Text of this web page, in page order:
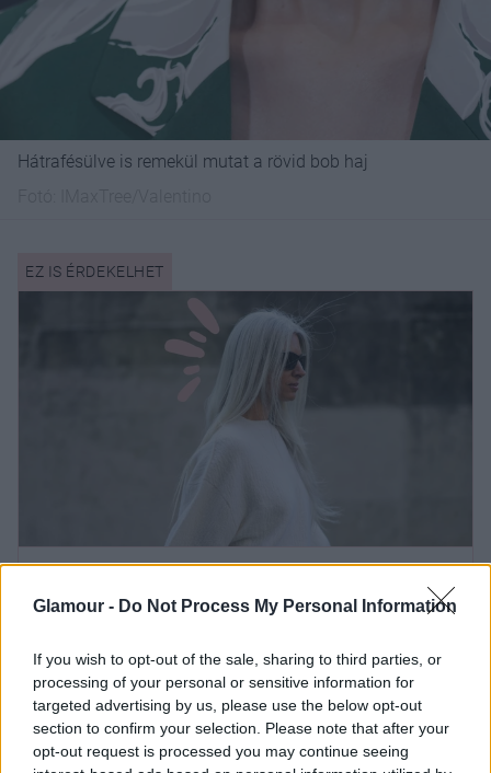
Glamour - Do Not Process My Personal Information
If you wish to opt-out of the sale, sharing to third parties, or
processing of your personal or sensitive information for
targeted advertising by us, please use the below opt-out
section to confirm your selection. Please note that after your
opt-out request is processed you may continue seeing
Hátrafésülve is remekül mutat a rövid bob haj
Tényleg őszülhet a hajad a stressztől?
Megkérdeztünk egy szakértőt
Bob a trendek
középpontjában